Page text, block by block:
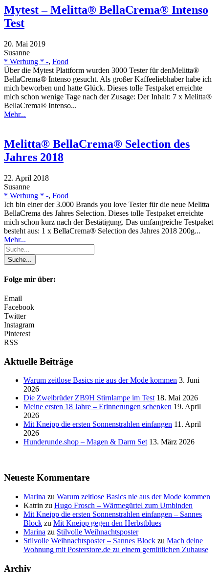
Mytest – Melitta® BellaCrema® Intenso
Test
20. Mai 2019
Susanne
* Werbung * -, Food
Über die Mytest Plattform wurden 3000 Tester für denMelitta®
BellaCrema® Intenso gesucht. Als großer Kaffeeliebhaber habe ich
mich beworben und hatte Glück. Dieses tolle Testpaket erreichte
mich schon wenige Tage nach der Zusage: Der Inhalt: 7 x Melitta®
BellaCrema® Intenso...
Mehr...
Melitta® BellaCrema® Selection des
Jahres 2018
22. April 2018
Susanne
* Werbung * -, Food
Ich bin einer der 3.000 Brands you love Tester für die neue Melitta
BellaCrema des Jahres Selection. Dieses tolle Testpaket erreichte
mich schon kurz nach der Bestätigung. Das umfangreiche Testpaket
besteht aus: 1 x BellaCrema® Selection des Jahres 2018 200g...
Mehr...
Folge mir über:
Email
Facebook
Twitter
Instagram
Pinterest
RSS
Aktuelle Beiträge
Warum zeitlose Basics nie aus der Mode kommen 3. Juni
2026
Die Zweibrüder ZB9H Stirnlampe im Test 18. Mai 2026
Meine ersten 18 Jahre – Erinnerungen schenken 19. April
2026
Mit Kneipp die ersten Sonnenstrahlen einfangen 11. April
2026
Hunderunde.shop – Magen & Darm Set 13. März 2026
Neueste Kommentare
Marina zu Warum zeitlose Basics nie aus der Mode kommen
Katrin zu Hugo Frosch – Wärmegürtel zum Umbinden
Mit Kneipp die ersten Sonnenstrahlen einfangen – Sannes
Block zu Mit Kneipp gegen den Herbstblues
Marina zu Stilvolle Weihnachtsposter
Stilvolle Weihnachtsposter – Sannes Block zu Mach deine
Wohnung mit Posterstore.de zu einem gemütlichen Zuhause
Archiv